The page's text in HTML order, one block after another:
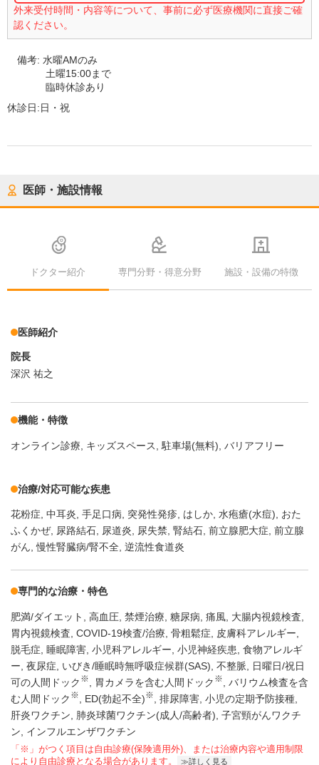
外来受付時間・内容等について、事前に必ず医療機関に直接ご確
認ください。
備考:水曜AMのみ
土曜15:00まで
臨時休診あり
休診日:日・祝
医師・施設情報
ドクター紹介 専門分野・得意分野 施設・設備の特徴
医師紹介
院長
深沢 祐之
機能・特徴
オンライン診療 キッズスペース 駐車場(無料) バリアフリー
治療/対応可能な疾患
花粉症 中耳炎 手足口病 突発性発疹 はしか 水疱瘡(水痘)
おた
ふくかぜ 尿路結石 尿道炎 尿失禁 腎結石 前立腺肥大症 前立腺
がん 慢性腎臓病/腎不全 逆流性食道炎
専門的な治療・特色
肥満/ダイエット 高血圧 禁煙治療 糖尿病 痛風 大腸内視鏡検査
胃内視鏡検査 COVID-19検査/治療 骨粗鬆症
皮膚科アレルギー
脱毛症
睡眠障害 小児科アレルギー 小児神経疾患 食物アレルギ
ー 夜尿症 いびき/睡眠時無呼吸症候群(SAS) 不整脈
日曜日/祝日
可の人間ドック ※ 胃カメラを含む人間ドック ※
バリウム検査を含
む人間ドック ※ ED(勃起不全)※ 排尿障害 小児の定期予防接種
肝炎ワクチン
肺炎球菌ワクチン(成人/高齢者) 子宮頸がんワクチ
ン
インフルエンザワクチン
「※」がつく項目は自由診療(保険適用外)、または治療内容や適用制限
により自由診療となる場合があります。
詳しく見る